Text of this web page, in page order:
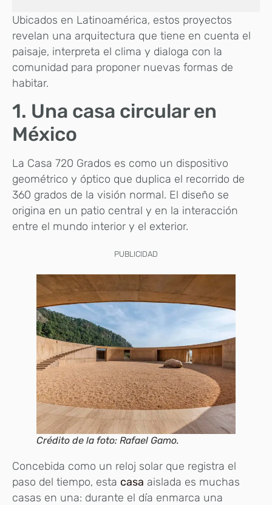
Ubicados en Latinoamérica, estos proyectos
revelan una arquitectura que tiene en cuenta el
paisaje, interpreta el clima y dialoga con la
comunidad para proponer nuevas formas de
habitar.
1. Una casa circular en
México
La Casa 720 Grados es como un dispositivo
geométrico y óptico que duplica el recorrido de
360 ​​grados de la visión normal. El diseño se
origina en un patio central y en la interacción
entre el mundo interior y el exterior.
PUBLICIDAD
Crédito de la foto: Rafael Gamo.
Concebida como un reloj solar que registra el
paso del tiempo, esta casa aislada es muchas
casas en una: durante el día enmarca una